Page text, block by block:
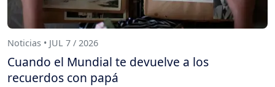
Noticias • JUL 7 / 2026
Cuando el Mundial te devuelve a los
recuerdos con papá